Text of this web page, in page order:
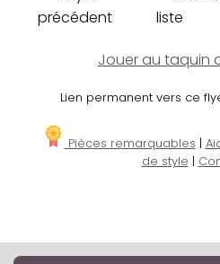
précédent
liste
Jouer au taquin
Lien permanent vers ce
Pièces remarquables |
de style |